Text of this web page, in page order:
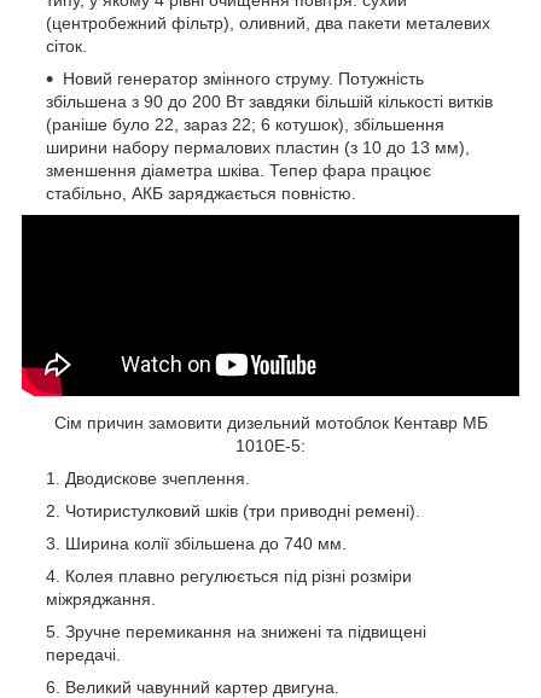
(центробежний фільтр), оливний, два пакети металевих
сіток.
Новий генератор змінного струму. Потужність
збільшена з 90 до 200 Вт завдяки більшій кількості витків
(раніше було 22, зараз 22; 6 котушок), збільшення
ширини набору пермалових пластин (з 10 до 13 мм),
зменшення діаметра шківа. Тепер фара працює
стабільно, АКБ заряджається повністю.
Сім причин замовити дизельний мотоблок Кентавр МБ
1010Е-5:
Дводискове зчеплення.
Чотиристулковий шків (три приводні ремені).
Ширина колії збільшена до 740 мм.
Колея плавно регулюється під різні розміри
міжряджання.
Зручне перемикання на знижені та підвищені
передачі.
Великий чавунний картер двигуна.